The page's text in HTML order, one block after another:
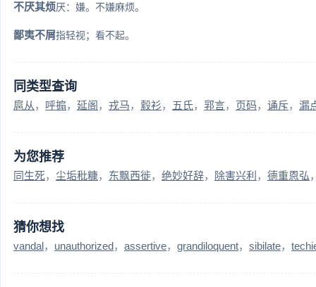
不厌其烦厌：嫌。不嫌麻烦。
鄙夷不屑指轻视；看不起。
同类型查询
扈从 呼搧 延阁 戎马 縠衫 五氏 郛言 页码 诵斥 漏
为您推荐
同生死 尘垢秕糠 东飘西徙 绝妙好辞 除害兴利 德重恩弘
猜你想找
vandal unauthorized assertive grandiloquent sibilate